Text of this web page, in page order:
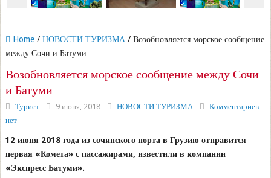
Home/ НОВОСТИ ТУРИЗМА / Возобновляется морское сообщение
между Сочи и Батуми
Возобновляется морское сообщение между Сочи
и Батуми
Турист 9 июня, 2018 НОВОСТИ ТУРИЗМА
Комментариев
нет
12 июня 2018 года из сочинского порта в Грузию отправится
первая «Комета» с пассажирами, известили в компании
«Экспресс Батуми».